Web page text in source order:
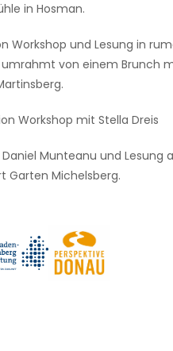
in Hosman.
Workshop und Lesung in
umrahmt von einem Brunch
Workshop mit Stella Dreis
Munteanu und Lesung
Garten Michelsberg.